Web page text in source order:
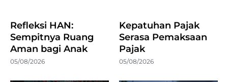
Refleksi HAN:
Sempitnya Ruang
Aman bagi Anak
05/08/2026
Kepatuhan Pajak
Serasa Pemaksaan
Pajak
05/08/2026